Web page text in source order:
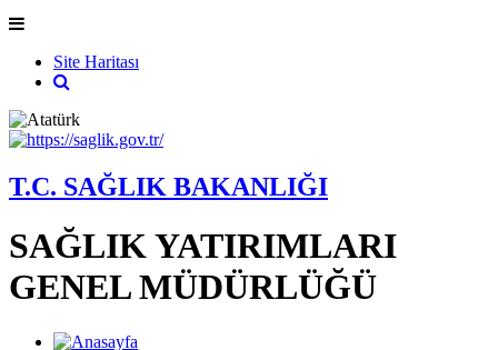
Site Haritası
T.C. SAĞLIK BAKANLIĞI
SAĞLIK YATIRIMLARI
GENEL MÜDÜRLÜĞÜ